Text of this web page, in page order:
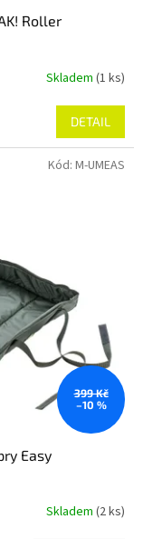
Roller
Skladem(1 ks)
DETAIL
399 Kč
–10 %
Easy
Skladem (2 ks)
Kód: M-UMEAS